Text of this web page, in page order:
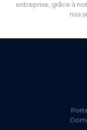
entreprise, grâce à
nos